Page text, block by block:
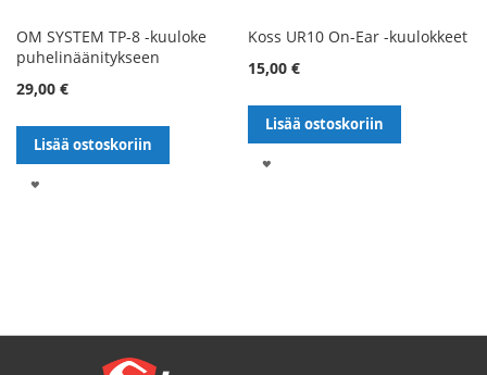
OM SYSTEM TP-8 -kuuloke
puhelinäänitykseen
29,00 €
Lisää ostoskoriin
Koss UR10 On-Ear -kuulokkeet
15,00 €
Lisää ostoskoriin